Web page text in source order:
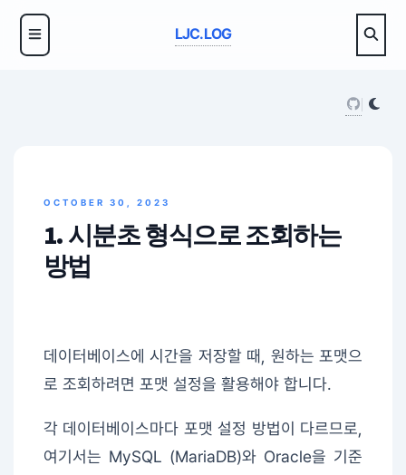
LJC.LOG
OCTOBER 30, 2023
1. 시분초 형식으로 조회하는
방법
데이터베이스에 시간을 저장할 때, 원하는 포맷으
로 조회하려면 포맷 설정을 활용해야 합니다.
각 데이터베이스마다 포맷 설정 방법이 다르므로,
여기서는 MySQL (MariaDB)와 Oracle을 기준